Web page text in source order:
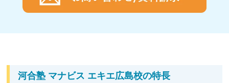
河合塾 マナビス エキエ広島校の特長